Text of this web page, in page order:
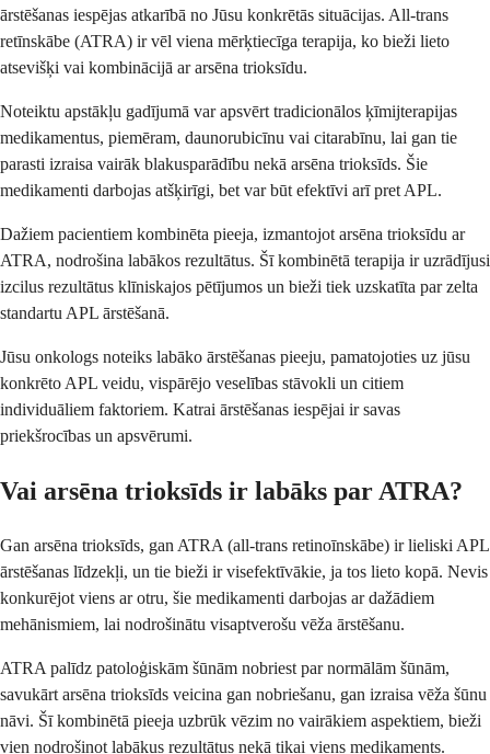
ārstēšanas iespējas atkarībā no Jūsu konkrētās situācijas. All-trans
retīnskābe (ATRA) ir vēl viena mērķtiecīga terapija, ko bieži lieto
atsevišķi vai kombinācijā ar arsēna trioksīdu.
Noteiktu apstākļu gadījumā var apsvērt tradicionālos ķīmijterapijas
medikamentus, piemēram, daunorubicīnu vai citarabīnu, lai gan tie
parasti izraisa vairāk blakusparādību nekā arsēna trioksīds. Šie
medikamenti darbojas atšķirīgi, bet var būt efektīvi arī pret APL.
Dažiem pacientiem kombinēta pieeja, izmantojot arsēna trioksīdu ar
ATRA, nodrošina labākos rezultātus. Šī kombinētā terapija ir uzrādījusi
izcilus rezultātus klīniskajos pētījumos un bieži tiek uzskatīta par zelta
standartu APL ārstēšanā.
Jūsu onkologs noteiks labāko ārstēšanas pieeju, pamatojoties uz jūsu
konkrēto APL veidu, vispārējo veselības stāvokli un citiem
individuāliem faktoriem. Katrai ārstēšanas iespējai ir savas
priekšrocības un apsvērumi.
Vai arsēna trioksīds ir labāks par ATRA?
Gan arsēna trioksīds, gan ATRA (all-trans retinoīnskābe) ir lieliski APL
ārstēšanas līdzekļi, un tie bieži ir visefektīvākie, ja tos lieto kopā. Nevis
konkurējot viens ar otru, šie medikamenti darbojas ar dažādiem
mehānismiem, lai nodrošinātu visaptverošu vēža ārstēšanu.
ATRA palīdz patoloģiskām šūnām nobriest par normālām šūnām,
savukārt arsēna trioksīds veicina gan nobriešanu, gan izraisa vēža šūnu
nāvi. Šī kombinētā pieeja uzbrūk vēzim no vairākiem aspektiem, bieži
vien nodrošinot labākus rezultātus nekā tikai viens medikaments.